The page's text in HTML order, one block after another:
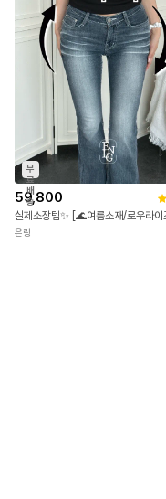
무
료
배
송
59,800
은링